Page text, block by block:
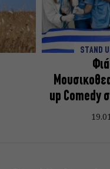
STAND
up Comedy